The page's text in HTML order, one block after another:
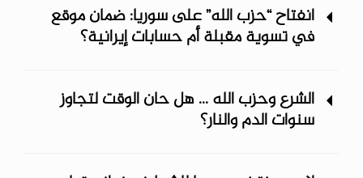
انفتاح “حزب الله” على سوريا: ضمان موقع
في تسوية مقبلة أم حسابات إيرانية؟
الشرع وحزب الله ... هل حان الوقت لتجاوز
سنوات الدم والنار؟